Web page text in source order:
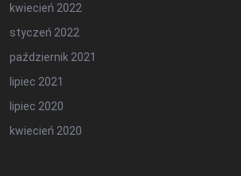
kwiecień 2022
styczeń 2022
październik 2021
lipiec 2021
lipiec 2020
kwiecień 2020